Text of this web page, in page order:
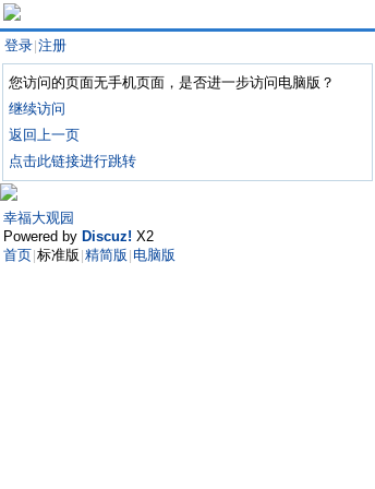
登录 注册
您访问的页面无手机页面，是否进一步访问电脑版？
继续访问
返回上一页
点击此链接进行跳转
幸福大观园
Powered by Discuz! X2
首页 标准版 精简版 电脑版